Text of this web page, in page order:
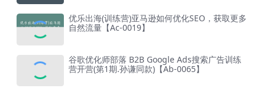
优乐出海(训练营)亚马逊如何优化SEO，获取更多
自然流量【Ac-0019】
谷歌优化师部落 B2B Google Ads搜索广告训练
营开营(第1期.孙谦同款)【Ab-0065】